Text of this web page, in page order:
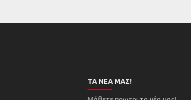
ΤΑ ΝΈΑ ΜΑΣ!